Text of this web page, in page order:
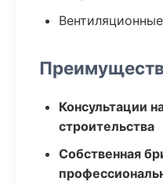
Консультации
строительства
Собственная